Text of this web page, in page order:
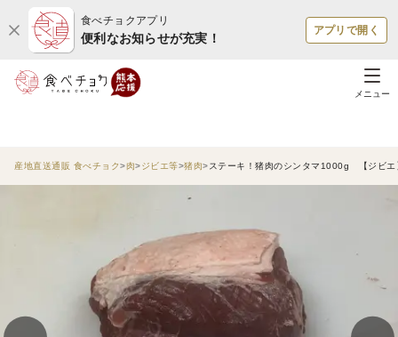
食べチョクアプリ
便利なお知らせが充実！
アプリで開く
メニュー
産地直送通販 食べチョク 肉 ジビエ等 猪肉 ステーキ！猪肉のシンタマ1000g 【ジビ